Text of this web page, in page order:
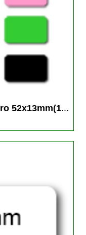
52x13mm(1...